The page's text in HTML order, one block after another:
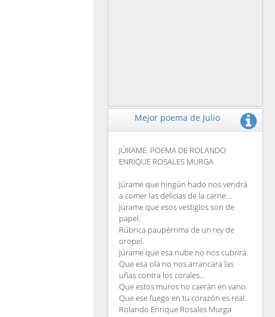
Mejor poema de Julio
JÚRAME. POEMA DE ROLANDO
ENRIQUE ROSALES MURGA
Júrame que ningún hado nos vendrá
a comer las delicias de la carne...
Júrame que esos vestiglos son de
papel.
Rúbrica paupérrima de un rey de
oropel.
Júrame que esa nube no nos cubrirá.
Que esa ola no nos arrancara las
uñas contra los corales...
Que estos muros no caerán en vano.
Que ese fuego en tu corazón es real.
Rolando Enrique Rosales Murga